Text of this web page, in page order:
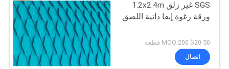
PRIVACY
EVA Fish Ruler
SGS غير زلق 1.2x2.4m
ورقة رغوة إيفا ذاتية اللصق
$20-50 MOQ:200 قطعة
اتصال